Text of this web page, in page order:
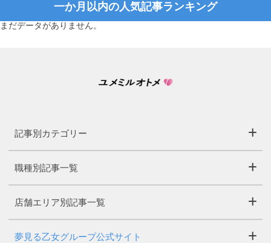
一か月以内の人気記事ランキング
まだデータがありません。
記事別カテゴリー
職種別記事一覧
店舗エリア別記事一覧
夢見る乙女グループ公式サイト